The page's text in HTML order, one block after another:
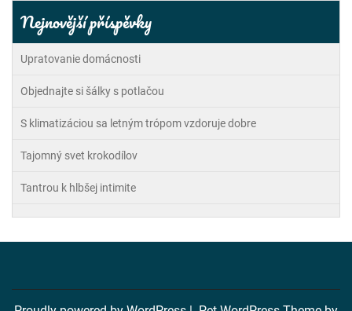
Nejnovější příspěvky
Upratovanie domácnosti
Objednajte si šálky s potlačou
S klimatizáciou sa letným trópom vzdoruje dobre
Tajomný svet krokodílov
Tantrou k hlbšej intimite